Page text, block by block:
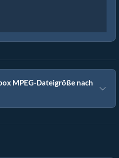
MPEG-Dateigröße nach